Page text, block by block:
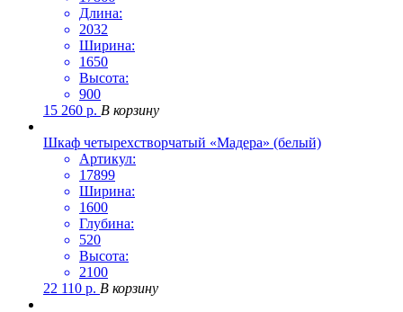
Длина:
2032
Ширина:
1650
Высота:
900
15 260 р. В корзину
Шкаф четырехстворчатый «Мадера» (белый)
Артикул:
17899
Ширина:
1600
Глубина:
520
Высота:
2100
22 110 р. В корзину